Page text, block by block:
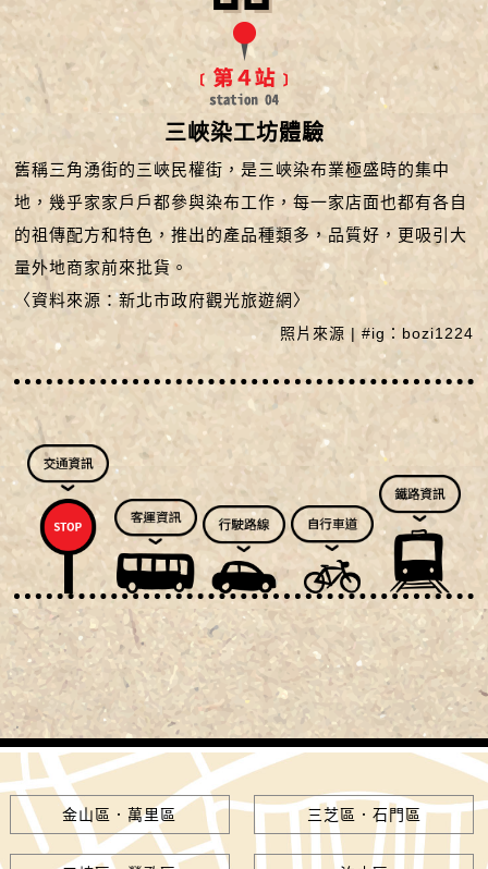
三峽染工坊體驗
舊稱三角湧街的三峽民權街，是三峽染布業極盛時的集中
地，幾乎家家戶戶都參與染布工作，每一家店面也都有各自
的祖傳配方和特色，推出的產品種類多，品質好，更吸引大
量外地商家前來批貨。
〈資料來源：新北市政府觀光旅遊網〉
照片來源 | #ig：bozi1224
金山區．萬里區 三芝區．石門區